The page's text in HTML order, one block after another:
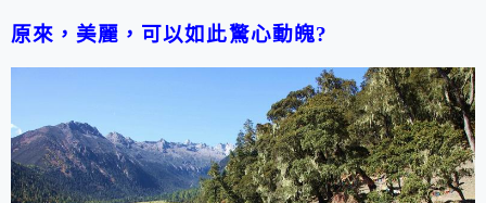
原來，美麗，可以如此驚心動魄?